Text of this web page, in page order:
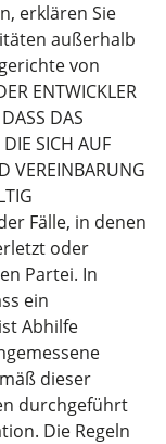
erklären Sie
außerhalb
von
ENTWICKLER
DAS
SICH AUF
VEREINBARUNG
Fälle, in denen
oder
Partei. In
ein
Abhilfe
dieser
durchgeführt
Die Regeln